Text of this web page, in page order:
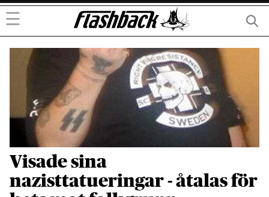
☰
Visade sina
nazisttatueringar - åtalas för